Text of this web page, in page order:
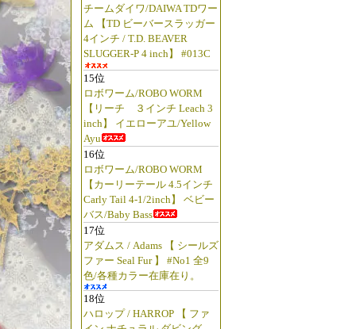
チームダイワ/DAIWA TDワー
ム 【TD ビーバースラッガー
4インチ / T.D. BEAVER
SLUGGER-P 4 inch】 #013C
15位
ロボワーム/ROBO WORM
【リーチ ３インチ Leach 3
inch】 イエローアユ/Yellow
Ayu
16位
ロボワーム/ROBO WORM
【カーリーテール 4.5インチ
Carly Tail 4-1/2inch】 ベビー
バス/Baby Bass
17位
アダムス / Adams 【 シールズ
ファー Seal Fur 】 #No1 全9
色/各種カラー在庫在り。
18位
ハロップ / HARROP 【 ファ